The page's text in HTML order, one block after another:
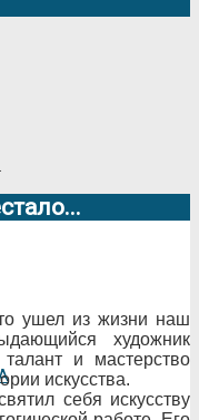
ушел из жизни наш
художник
и мастерство
искусства.
себя искусству